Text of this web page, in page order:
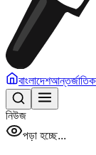
বাংলাদেশআন্তর্জাতিক
নিউজ
পড়া হচ্ছে...